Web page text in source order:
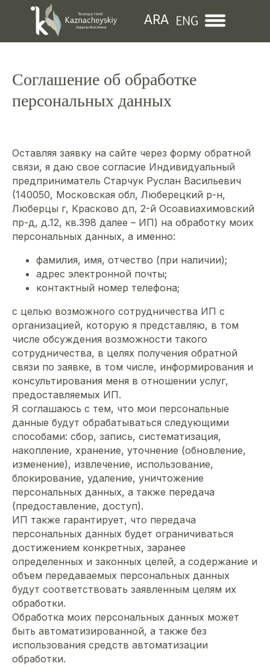
ARA
Соглашение об обработке
персональных данных
Оставляя заявку на сайте через форму обратной
связи, я даю свое согласие Индивидуальный
предприниматель Старчук Руслан Васильевич
(140050, Московская обл, Люберецкий р-н,
Люберцы г, Красково дп, 2-й Осоавиахимовский
пр-д, д.12, кв.398 далее – ИП) на обработку моих
персональных данных, а именно:
фамилия, имя, отчество (при наличии);
адрес электронной почты;
контактный номер телефона;
с целью возможного сотрудничества ИП с
организацией, которую я представляю, в том
числе обсуждения возможности такого
сотрудничества, в целях получения обратной
связи по заявке, в том числе, информирования и
консультирования меня в отношении услуг,
предоставляемых ИП.
Я соглашаюсь с тем, что мои персональные
данные будут обрабатываться следующими
способами: сбор, запись, систематизация,
накопление, хранение, уточнение (обновление,
изменение), извлечение, использование,
блокирование, удаление, уничтожение
персональных данных, а также передача
(предоставление, доступ).
ИП также гарантирует, что передача
персональных данных будет ограничиваться
достижением конкретных, заранее
определенных и законных целей, а содержание и
объем передаваемых персональных данных
будут соответствовать заявленным целям их
обработки.
Обработка моих персональных данных может
быть автоматизированной, а также без
использования средств автоматизации
обработки.